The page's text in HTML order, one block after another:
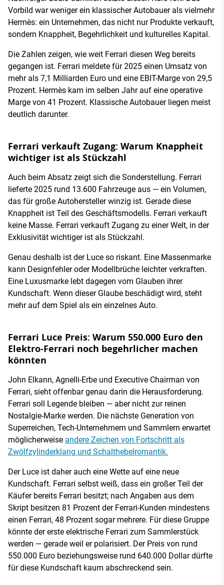
Vorbild war weniger ein klassischer Autobauer als vielmehr
Hermès: ein Unternehmen, das nicht nur Produkte verkauft,
sondern Knappheit, Begehrlichkeit und kulturelles Kapital.
Die Zahlen zeigen, wie weit Ferrari diesen Weg bereits
gegangen ist. Ferrari meldete für 2025 einen Umsatz von
mehr als 7,1 Milliarden Euro und eine EBIT-Marge von 29,5
Prozent. Hermès kam im selben Jahr auf eine operative
Marge von 41 Prozent. Klassische Autobauer liegen meist
deutlich darunter.
Ferrari verkauft Zugang: Warum Knappheit
wichtiger ist als Stückzahl
Auch beim Absatz zeigt sich die Sonderstellung. Ferrari
lieferte 2025 rund 13.600 Fahrzeuge aus — ein Volumen,
das für große Autohersteller winzig ist. Gerade diese
Knappheit ist Teil des Geschäftsmodells. Ferrari verkauft
keine Masse. Ferrari verkauft Zugang zu einer Welt, in der
Exklusivität wichtiger ist als Stückzahl.
Genau deshalb ist der Luce so riskant. Eine Massenmarke
kann Designfehler oder Modellbrüche leichter verkraften.
Eine Luxusmarke lebt dagegen vom Glauben ihrer
Kundschaft. Wenn dieser Glaube beschädigt wird, steht
mehr auf dem Spiel als ein einzelnes Auto.
Ferrari Luce Preis: Warum 550.000 Euro den
Elektro-Ferrari noch begehrlicher machen
könnten
John Elkann, Agnelli-Erbe und Executive Chairman von
Ferrari, sieht offenbar genau darin die Herausforderung.
Ferrari soll Legende bleiben — aber nicht zur reinen
Nostalgie-Marke werden. Die nächste Generation von
Superreichen, Tech-Unternehmern und Sammlern erwartet
möglicherweise andere Zeichen von Fortschritt als
Zwölfzylinderklang und Schalthebelromantik.
Der Luce ist daher auch eine Wette auf eine neue
Kundschaft. Ferrari selbst weiß, dass ein großer Teil der
Käufer bereits Ferrari besitzt; nach Angaben aus dem
Skript besitzen 81 Prozent der Ferrari-Kunden mindestens
einen Ferrari, 48 Prozent sogar mehrere. Für diese Gruppe
könnte der erste elektrische Ferrari zum Sammlerstück
werden — gerade weil er polarisiert. Der Preis von rund
550.000 Euro beziehungsweise rund 640.000 Dollar dürfte
für diese Kundschaft kaum abschreckend sein.